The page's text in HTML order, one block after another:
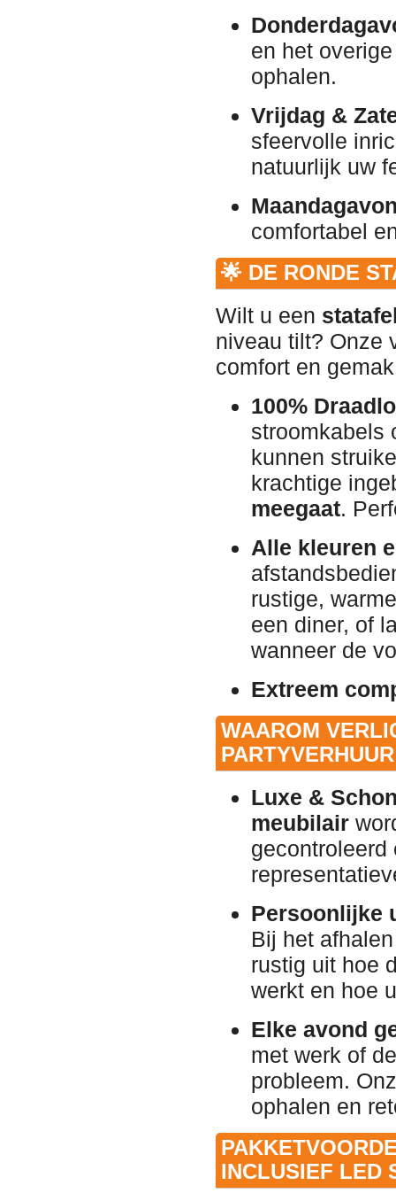
en het
ophalen.
Vrijdag &
sfeervolle
natuurlijk uw
comfortabel
🌟 DE RONDE
Wilt u een
niveau tilt? Onze
comfort en
100%
stroomkabels
kunnen
krachtige
meegaat.
Alle kleuren
rustige,
een diner, of
wanneer de
Extreem
WAAROM
Luxe &
meubilair
gecontroleerd
Persoonlijke
Bij het
rustig uit hoe
werkt en hoe
Elke avond
met werk of
probleem.
ophalen en
INCLUSIEF LED